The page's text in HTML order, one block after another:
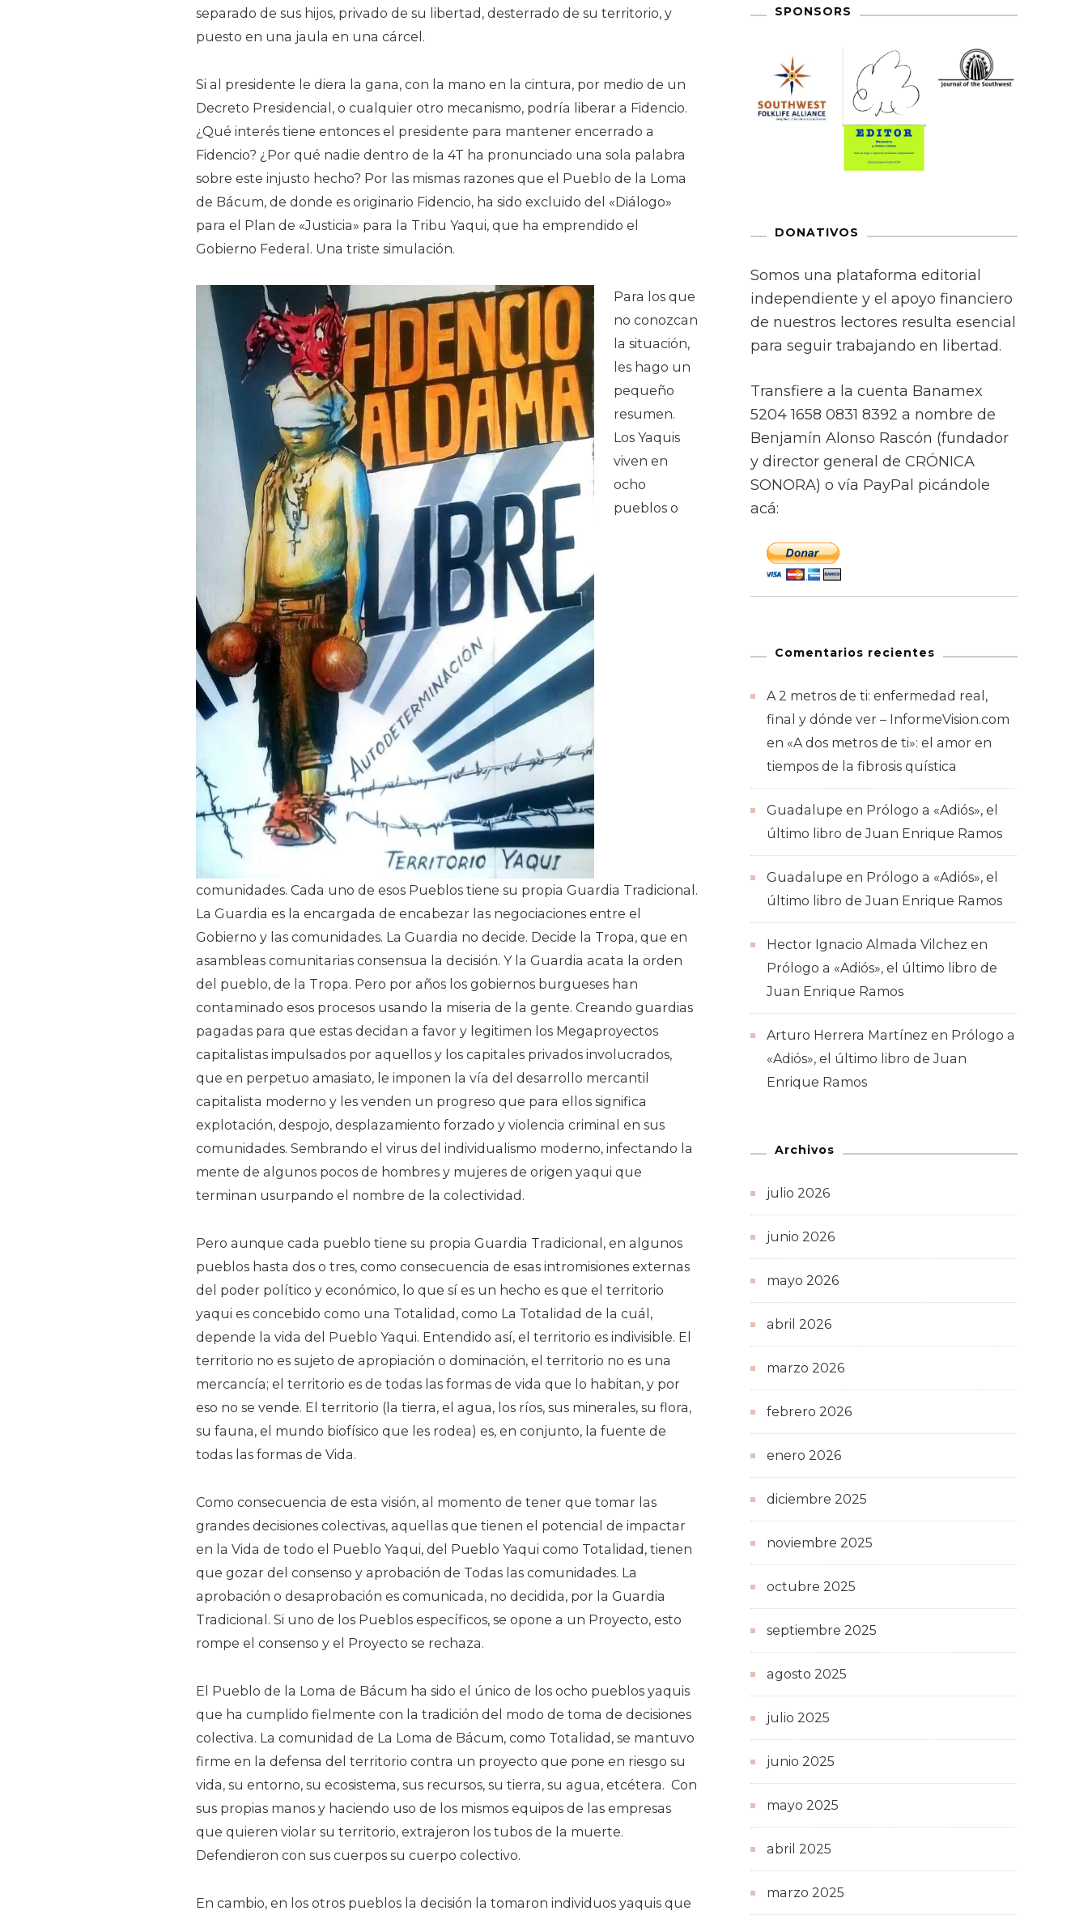
separado de sus hijos, privado de su libertad, desterrado de su territorio, y
puesto en una jaula en una cárcel.
Si al presidente le diera la gana, con la mano en la cintura, por medio de un
Decreto Presidencial, o cualquier otro mecanismo, podría liberar a Fidencio.
¿Qué interés tiene entonces el presidente para mantener encerrado a
Fidencio? ¿Por qué nadie dentro de la 4T ha pronunciado una sola palabra
sobre este injusto hecho? Por las mismas razones que el Pueblo de la Loma
de Bácum, de donde es originario Fidencio, ha sido excluido del «Diálogo»
para el Plan de «Justicia» para la Tribu Yaqui, que ha emprendido el
Gobierno Federal. Una triste simulación.
Para los que
no conozcan
la situación,
les hago un
pequeño
resumen.
Los Yaquis
viven en
ocho
pueblos o
comunidades. Cada uno de esos Pueblos tiene su propia Guardia Tradicional.
La Guardia es la encargada de encabezar las negociaciones entre el
Gobierno y las comunidades. La Guardia no decide. Decide la Tropa, que en
asambleas comunitarias consensua la decisión. Y la Guardia acata la orden
del pueblo, de la Tropa. Pero por años los gobiernos burgueses han
contaminado esos procesos usando la miseria de la gente. Creando guardias
pagadas para que estas decidan a favor y legitimen los Megaproyectos
capitalistas impulsados por aquellos y los capitales privados involucrados,
que en perpetuo amasiato, le imponen la vía del desarrollo mercantil
capitalista moderno y les venden un progreso que para ellos significa
explotación, despojo, desplazamiento forzado y violencia criminal en sus
comunidades. Sembrando el virus del individualismo moderno, infectando la
mente de algunos pocos de hombres y mujeres de origen yaqui que
terminan usurpando el nombre de la colectividad.
Pero aunque cada pueblo tiene su propia Guardia Tradicional, en algunos
pueblos hasta dos o tres, como consecuencia de esas intromisiones externas
del poder político y económico, lo que sí es un hecho es que el territorio
yaqui es concebido como una Totalidad, como La Totalidad de la cuál,
depende la vida del Pueblo Yaqui. Entendido así, el territorio es indivisible. El
territorio no es sujeto de apropiación o dominación, el territorio no es una
mercancía; el territorio es de todas las formas de vida que lo habitan, y por
eso no se vende. El territorio (la tierra, el agua, los ríos, sus minerales, su flora,
su fauna, el mundo biofísico que les rodea) es, en conjunto, la fuente de
todas las formas de Vida.
Como consecuencia de esta visión, al momento de tener que tomar las
grandes decisiones colectivas, aquellas que tienen el potencial de impactar
en la Vida de todo el Pueblo Yaqui, del Pueblo Yaqui como Totalidad, tienen
que gozar del consenso y aprobación de Todas las comunidades. La
aprobación o desaprobación es comunicada, no decidida, por la Guardia
Tradicional. Si uno de los Pueblos específicos, se opone a un Proyecto, esto
rompe el consenso y el Proyecto se rechaza.
El Pueblo de la Loma de Bácum ha sido el único de los ocho pueblos yaquis
que ha cumplido fielmente con la tradición del modo de toma de decisiones
colectiva. La comunidad de La Loma de Bácum, como Totalidad, se mantuvo
firme en la defensa del territorio contra un proyecto que pone en riesgo su
vida, su entorno, su ecosistema, sus recursos, su tierra, su agua, etcétera. Con
sus propias manos y haciendo uso de los mismos equipos de las empresas
que quieren violar su territorio, extrajeron los tubos de la muerte.
Defendieron con sus cuerpos su cuerpo colectivo.
En cambio, en los otros pueblos la decisión la tomaron individuos yaquis que
SPONSORS
DONATIVOS
Somos una plataforma editorial
independiente y el apoyo financiero
de nuestros lectores resulta esencial
para seguir trabajando en libertad.
Transfiere a la cuenta Banamex
5204 1658 0831 8392 a nombre de
Benjamín Alonso Rascón (fundador
y director general de CRÓNICA
SONORA) o vía PayPal picándole
acá:
Comentarios recientes
A 2 metros de ti: enfermedad real,
final y dónde ver – InformeVision.com
en «A dos metros de ti»: el amor en
tiempos de la fibrosis quística
Guadalupe en Prólogo a «Adiós», el
último libro de Juan Enrique Ramos
Guadalupe en Prólogo a «Adiós», el
último libro de Juan Enrique Ramos
Hector Ignacio Almada Vilchez en
Prólogo a «Adiós», el último libro de
Juan Enrique Ramos
Arturo Herrera Martínez en Prólogo a
«Adiós», el último libro de Juan
Enrique Ramos
Archivos
julio 2026
junio 2026
mayo 2026
abril 2026
marzo 2026
febrero 2026
enero 2026
diciembre 2025
noviembre 2025
octubre 2025
septiembre 2025
agosto 2025
julio 2025
junio 2025
mayo 2025
abril 2025
marzo 2025